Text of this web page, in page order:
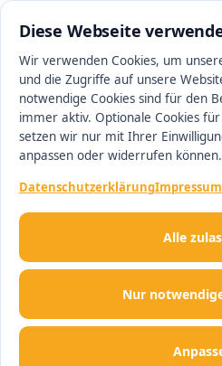
Diese Webseite
Wir verwenden Cookies, um
und die Zugriffe auf unsere
notwendige Cookies sind für den
immer aktiv. Optionale Cookies
setzen wir nur mit Ihrer
anpassen oder widerrufen können.
DatenschutzerklärungImpressum
Nur
Alle